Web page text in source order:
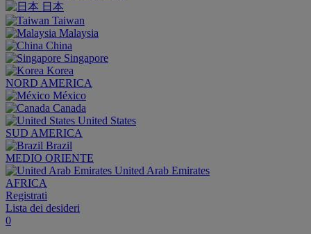
日本
Taiwan
Malaysia
China
Singapore
Korea
NORD AMERICA
México
Canada
United States
SUD AMERICA
Brazil
MEDIO ORIENTE
United Arab Emirates
AFRICA
Registrati
Lista dei desideri
0